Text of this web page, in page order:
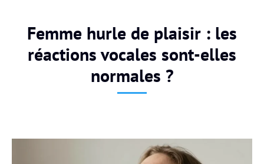
Femme hurle de plaisir : les
réactions vocales sont-elles
normales ?